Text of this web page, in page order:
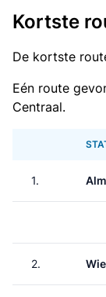
Kortste
De kortste
Eén route
Centraal.
1.
2.